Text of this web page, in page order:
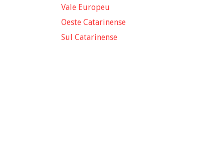
Vale Europeu
Oeste Catarinense
Sul Catarinense